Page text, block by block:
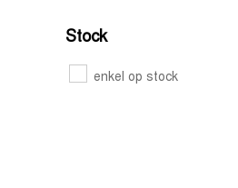
Stock
enkel op stock